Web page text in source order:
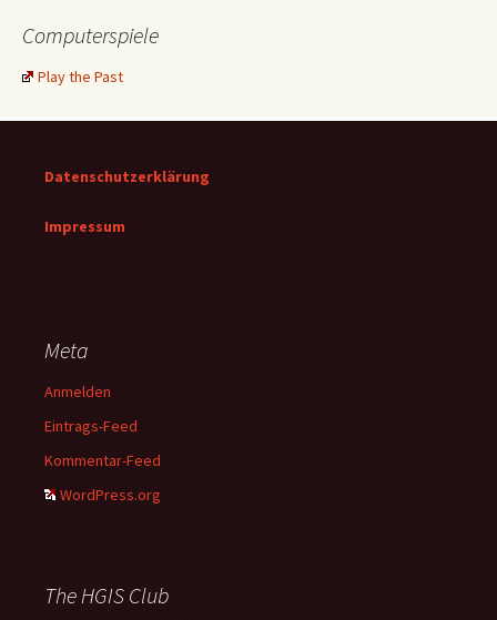
Computerspiele
Play the Past
Datenschutzerklärung
Impressum
Meta
Anmelden
Eintrags-Feed
Kommentar-Feed
WordPress.org
The HGIS Club